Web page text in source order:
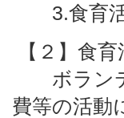
3.食育活
【２】食
ボランテ
費等の活動